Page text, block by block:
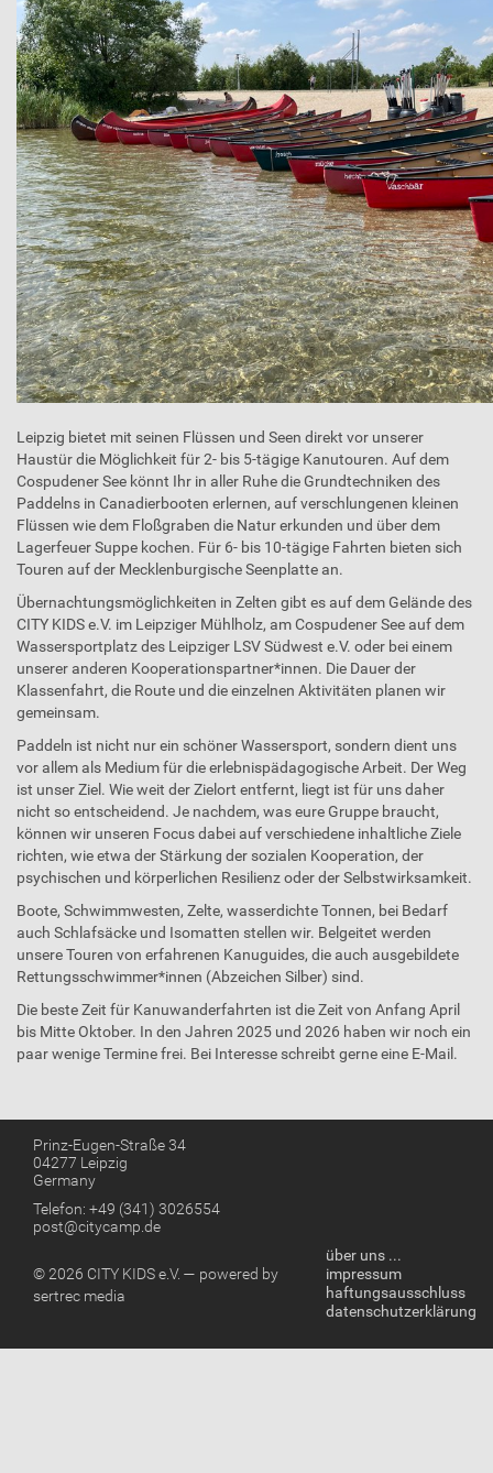
Leipzig bietet mit seinen Flüssen und Seen direkt vor unserer
Haustür die Möglichkeit für 2- bis 5-tägige Kanutouren. Auf dem
Cospudener See könnt Ihr in aller Ruhe die Grundtechniken des
Paddelns in Canadierbooten erlernen, auf verschlungenen kleinen
Flüssen wie dem Floßgraben die Natur erkunden und über dem
Lagerfeuer Suppe kochen. Für 6- bis 10-tägige Fahrten bieten sich
Touren auf der Mecklenburgische Seenplatte an.
Übernachtungsmöglichkeiten in Zelten gibt es auf dem Gelände des
CITY KIDS e.V. im Leipziger Mühlholz, am Cospudener See auf dem
Wassersportplatz des Leipziger LSV Südwest e.V. oder bei einem
unserer anderen Kooperationspartner*innen. Die Dauer der
Klassenfahrt, die Route und die einzelnen Aktivitäten planen wir
gemeinsam.
Paddeln ist nicht nur ein schöner Wassersport, sondern dient uns
vor allem als Medium für die erlebnispädagogische Arbeit. Der Weg
ist unser Ziel. Wie weit der Zielort entfernt, liegt ist für uns daher
nicht so entscheidend. Je nachdem, was eure Gruppe braucht,
können wir unseren Focus dabei auf verschiedene inhaltliche Ziele
richten, wie etwa der Stärkung der sozialen Kooperation, der
psychischen und körperlichen Resilienz oder der Selbstwirksamkeit.
Boote, Schwimmwesten, Zelte, wasserdichte Tonnen, bei Bedarf
auch Schlafsäcke und Isomatten stellen wir. Belgeitet werden
unsere Touren von erfahrenen Kanuguides, die auch ausgebildete
Rettungsschwimmer*innen (Abzeichen Silber) sind.
Die beste Zeit für Kanuwanderfahrten ist die Zeit von Anfang April
bis Mitte Oktober. In den Jahren 2025 und 2026 haben wir noch ein
paar wenige Termine frei. Bei Interesse schreibt gerne eine E-Mail.
Prinz-Eugen-Straße 34
04277 Leipzig
Germany
Telefon: +49 (341) 3026554
post@citycamp.de
über uns ...
impressum
haftungsausschluss
datenschutzerklärung
© 2026 CITY KIDS e.V. — powered by
sertrec media